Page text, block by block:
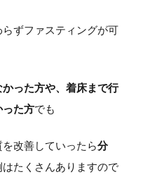
ずファスティングが可
った方や、着床まで行
った方でも
改善していったら分
はたくさんありますので